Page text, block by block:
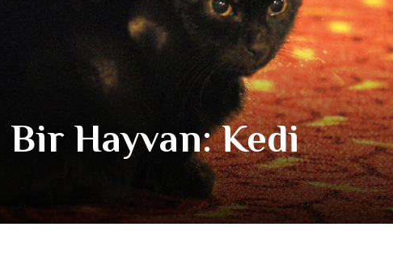
Hayvan: Kedi